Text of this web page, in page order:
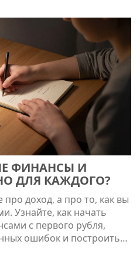
ФИНАНСЫ И
ДЛЯ КАЖДОГО?
доход, а про то, как вы
Узнайте, как начать
с первого рубля,
ошибок и построить